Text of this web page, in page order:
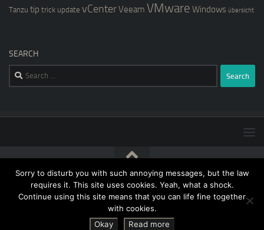
Tanzu tip trick update vCenterVeeam VMware Windows übersicht
SEARCH
Search
for:
[blog@kernstock.net]$ © 2026. All Rights Reserved.
Sorry to disturb you with such annoying messages, but the law
requires it. This site uses cookies. Yeah, what a shock.
Continue using this site means that you can life fine together
with cookies.
Okay
Read more